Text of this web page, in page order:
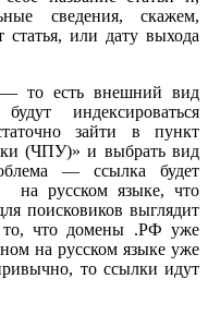
сведения, скажем,
статья, или дату выхода
то есть внешний вид
индексироваться
зайти в пункт
(ЧПУ)» и выбрать вид
— ссылка будет
на русском языке, что
поисковиков выглядит
то, что домены .РФ уже
на русском языке уже
то ссылки идут